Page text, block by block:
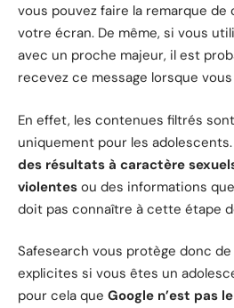
vous pouvez faire la remarque de
votre écran. De même, si vous
avec un proche majeur, il est
recevez ce message lorsque vous
En effet, les contenues filtrés
uniquement pour les
des résultats à caractère
violentes ou des informations
doit pas connaître à cette étape
Safesearch vous protège donc
explicites si vous êtes un
pour cela que Google n’est pas